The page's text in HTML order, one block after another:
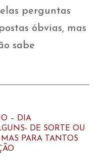
perguntas
óbvias, mas
sabe
– DIA
DE SORTE OU
PARA TANTOS